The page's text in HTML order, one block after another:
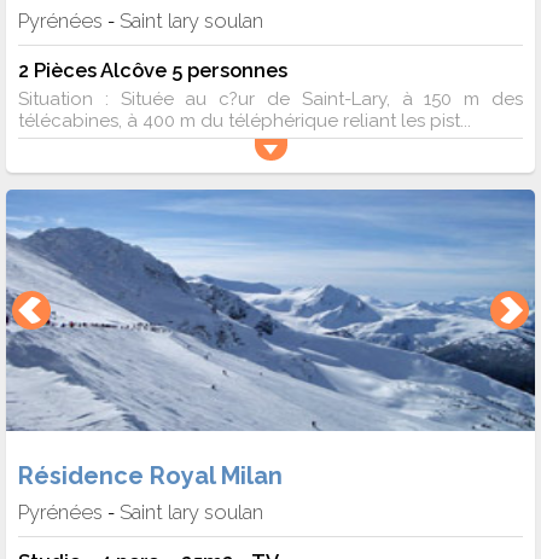
Pyrénées - Saint lary soulan
2 Pièces Alcôve 5 personnes
Situation : Située au c?ur de Saint-Lary, à 150 m des
télécabines, à 400 m du téléphérique reliant les pist...
Résidence Royal Milan
Pyrénées - Saint lary soulan